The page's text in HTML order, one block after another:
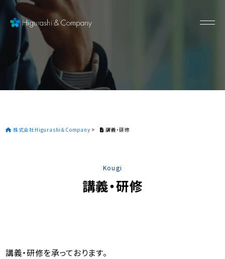
株式会社Higurashi＆Company > 講義・研修
Kougi
講義・研修
講義・研修を承っております。